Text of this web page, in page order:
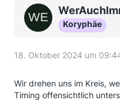
Koryphäe
18. Oktober 2024 um
Wir drehen uns im Kreis,
Timing offensichtlich